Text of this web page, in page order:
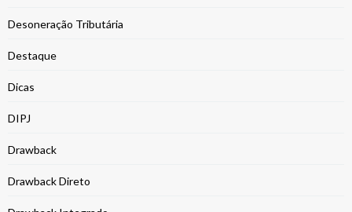
Desoneração Tributária
Destaque
Dicas
DIPJ
Drawback
Drawback Direto